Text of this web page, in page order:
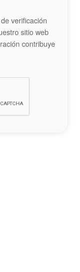
verificación
sitio web
contribuye